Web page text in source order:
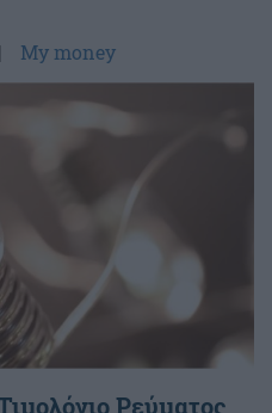
My money
Ρεύματος